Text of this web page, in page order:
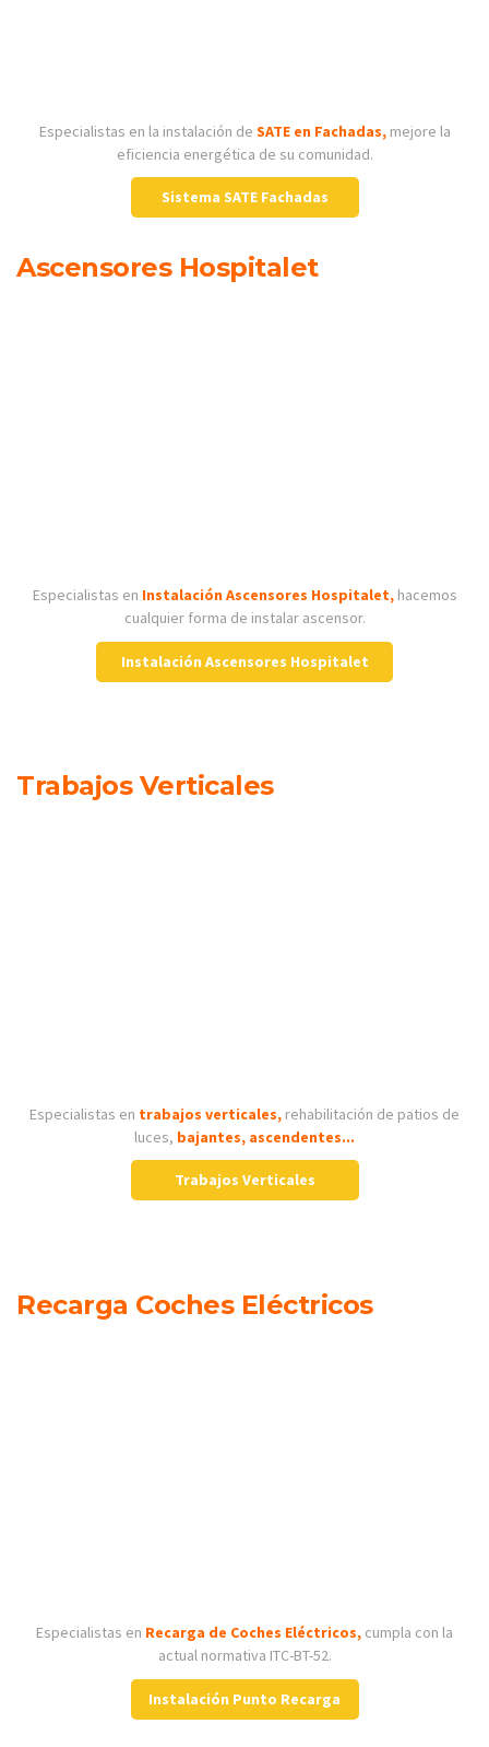
Especialistas en la instalación de SATE en Fachadas,mejore la
eficiencia energética de su comunidad.
Sistema SATE Fachadas
Ascensores Hospitalet
Especialistas en Instalación Ascensores Hospitalet,hacemos
cualquier forma de instalar ascensor.
Instalación Ascensores Hospitalet
Trabajos Verticales
Especialistas en trabajos verticales, rehabilitación de patios de
luces, bajantes, ascendentes...
Trabajos Verticales
Recarga Coches Eléctricos
Especialistas en Recarga de Coches Eléctricos, cumpla con la
actual normativa ITC-BT-52.
Instalación Punto Recarga